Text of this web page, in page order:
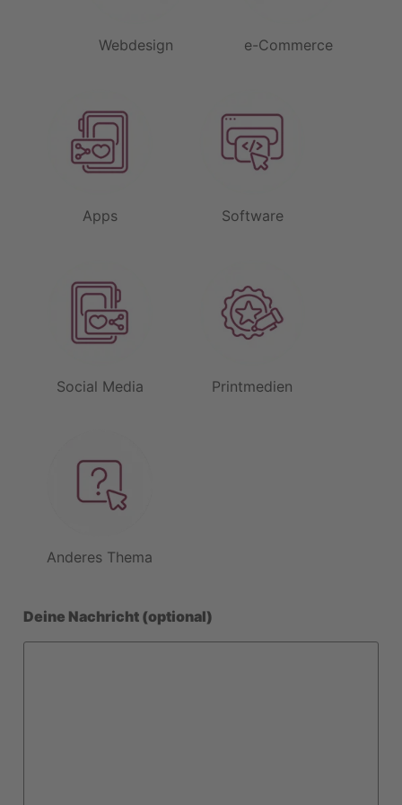
Webdesign e-Commerce
Apps Software
Social Media Printmedien
Anderes Thema
Deine Nachricht (optional)